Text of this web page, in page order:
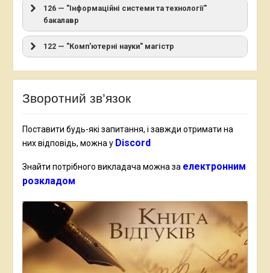
126 — "Інформаційні системи та технології"
бакалавр
122 — "Комп'ютерні науки" магістр
Зворотний зв’язок
Поставити будь-які запитання, і завжди отримати на
них відповідь, можна у Discord
Знайти потрібного викладача можна за електронним
розкладом